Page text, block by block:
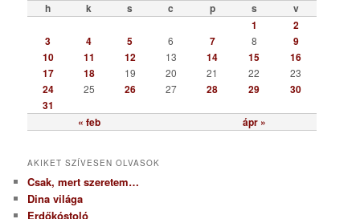
r
h k s c p s v
« feb ápr »
1
2
3
4 5 6 7 8
9
10
11 12 13 14 15
16
17
18 19 20 21 22 23
24 25 26 27 28 29
30
31
AKIKET SZÍVESEN OLVASOK
Csak, mert szeretem…
Dina világa
Erdőkóstoló